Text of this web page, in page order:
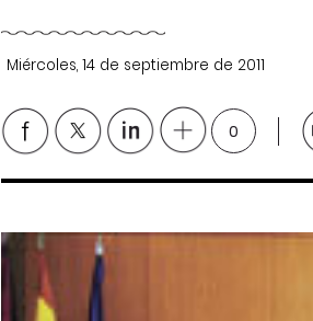
Miércoles, 14 de septiembre de 2011
0